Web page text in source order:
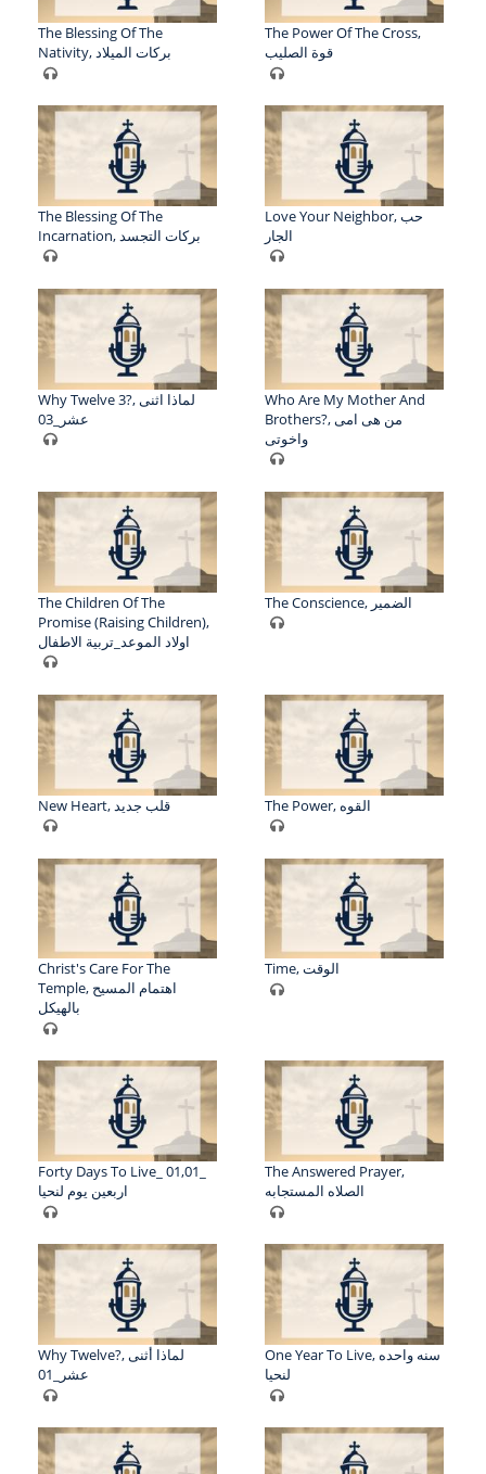
The Blessing Of The
Nativity, بركات الميلاد
The Power Of The Cross,
قوة الصليب
The Blessing Of The
Incarnation, بركات التجسد
Love Your Neighbor, حب
الجار
Why Twelve 3?, لماذا اثنى
عشر_03
Who Are My Mother And
Brothers?, من هى امى
واخوتى
The Children Of The
Promise (Raising Children),
اولاد الموعد_تربية الاطفال
The Conscience, الضمير
New Heart, قلب جديد The Power, القوه
Christ's Care For The
Temple, اهتمام المسيح
بالهيكل
Time, الوقت
Forty Days To Live_ 01,01_
اربعين يوم لنحيا
The Answered Prayer,
الصلاه المستجابه
Why Twelve?, لماذا أثنى
عشر_01
One Year To Live, سنه واحده
لنحيا